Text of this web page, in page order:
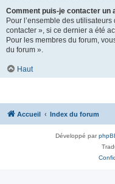
Comment puis-je contacter un
Pour l’ensemble des
contacter », si ce dernier a été
Pour les membres du forum,
du forum ».
Haut
Accueil Index du forum
Développé par